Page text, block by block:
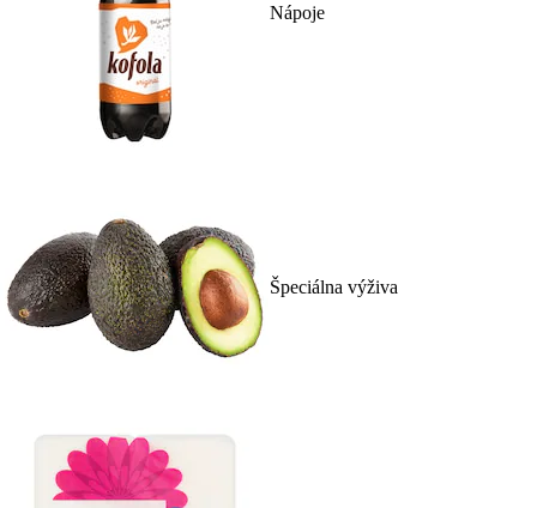
Nápoje
Špeciálna výživa